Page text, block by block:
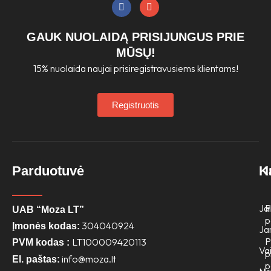
a
e
b
o
o
k
n
t
a
g
r
a
GAUK NUOLAIDĄ PRISIJUNGUS PRIE
MŪSŲ!
15% nuolaida naujai prisiregistravusiems klientams!
Registruotis
Parduotuvė
UAB “Moza LT”
Įmonės kodas: 304040924
PVM kodas : LT100009420113
El. paštas: info@moza.lt
Jai